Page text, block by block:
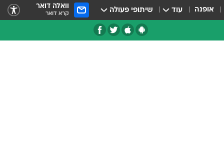
אופנה עוד שיתופי פעולה וואלה דואר
קרא דואר